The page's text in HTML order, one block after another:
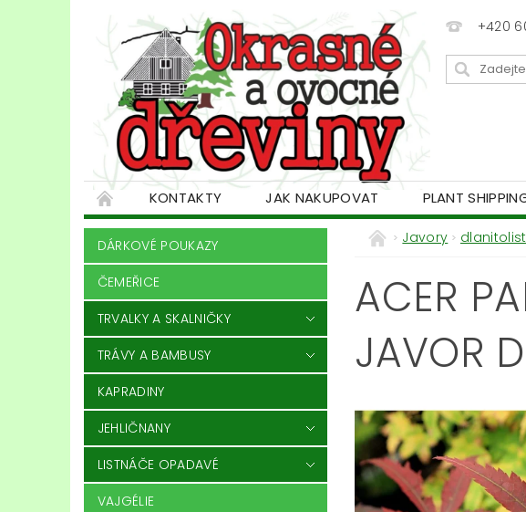
+420
KONTAKTY JAK NAKUPOVAT PLANT
DÁRKOVÉ POUKAZY
ČEMEŘICE
TRVALKY A SKALNIČKY
TRÁVY A BAMBUSY
KAPRADINY
JEHLIČNANY
LISTNÁČE OPADAVÉ
VAJGÉLIE
Javory
ACER
JAVOR